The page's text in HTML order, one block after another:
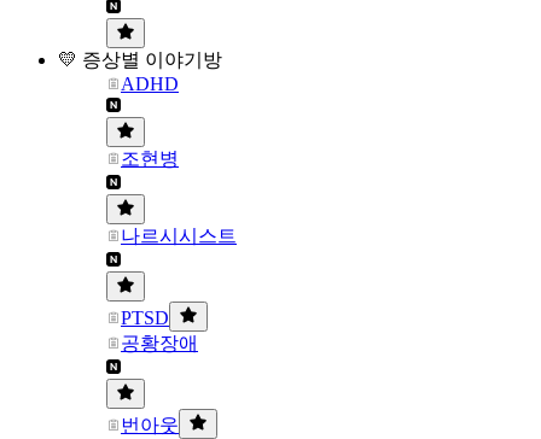
💛 증상별 이야기방
ADHD
조현병
나르시시스트
PTSD
공황장애
번아웃